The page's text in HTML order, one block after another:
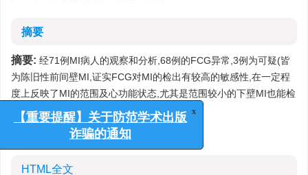
摘要
摘要: 经71例MI病人的观察和分析,68例的FCG异常,3例为可疑(皆
为陈旧性前间壁MI,证实FCG对MI的检出有较高的敏感性,在一定程
度上反映了MI的范围及心功能状态,尤其是范围较小的下壁MI也能检
出,表明FCG对心肌梗塞有诊断价值。
心肌梗塞/心电描记术
HTML全文
【重要提醒】关于防范学术出版
诈骗的通知